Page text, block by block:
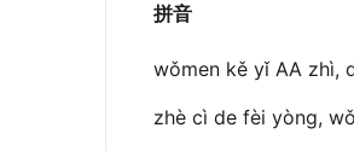
拼音
wǒmen kě yǐ AA zhì,
zhè cì de fèi yòng,